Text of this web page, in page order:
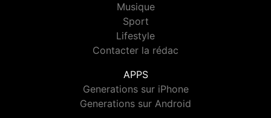
Musique
Sport
Lifestyle
Contacter la rédac
APPS
Generations sur iPhone
Generations sur Android